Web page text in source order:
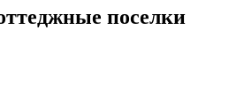
поселки